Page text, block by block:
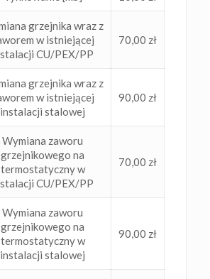
grzejnika wraz z
w istniejącej
CU/PEX/PP
70,00 zł
grzejnika wraz z
w istniejącej
instalacji stalowej
90,00 zł
Wymiana zaworu
grzejnikowego na
termostatyczny w
CU/PEX/PP
70,00 zł
Wymiana zaworu
grzejnikowego na
termostatyczny w
instalacji stalowej
90,00 zł